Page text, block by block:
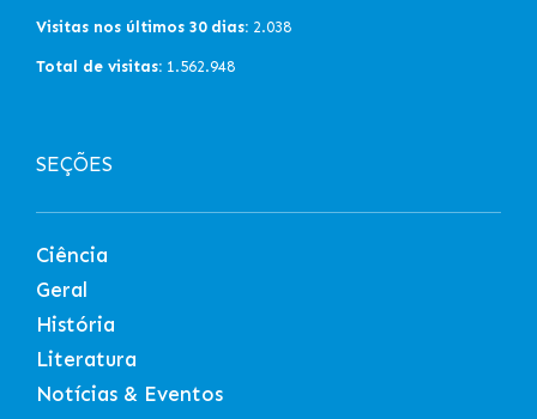
Visitas nos últimos 30 dias: 2.038
Total de visitas: 1.562.948
SEÇÕES
Ciência
Geral
História
Literatura
Notícias & Eventos